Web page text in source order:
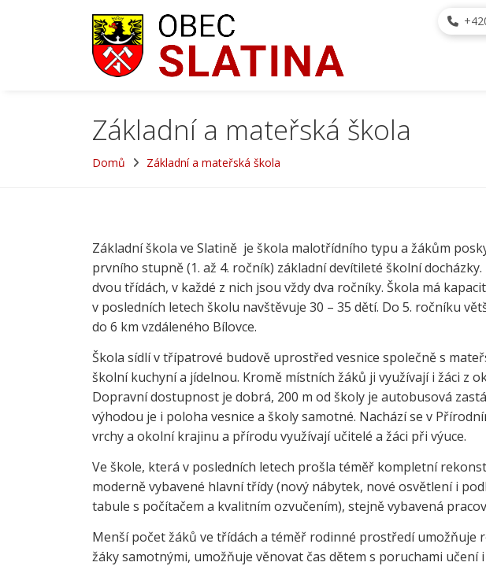
Základní a mateřská škola
Domů Základní a mateřská škola
Základní škola ve Slatině je škola malotřídního typu a žákům
prvního stupně (1. až 4. ročník) základní devítileté školní docházky.
dvou třídách, v každé z nich jsou vždy dva ročníky. Škola má
v posledních letech školu navštěvuje 30 – 35 dětí. Do 5. ročníku
do 6 km vzdáleného Bílovce.
Škola sídlí v třípatrové budově uprostřed vesnice společně s
školní kuchyní a jídelnou. Kromě místních žáků ji využívají i žáci z
Dopravní dostupnost je dobrá, 200 m od školy je autobusová
výhodou je i poloha vesnice a školy samotné. Nachází se v
vrchy a okolní krajinu a přírodu využívají učitelé a žáci při výuce.
Ve škole, která v posledních letech prošla téměř kompletní
moderně vybavené hlavní třídy (nový nábytek, nové osvětlení i
tabule s počítačem a kvalitním ozvučením), stejně vybavená
Menší počet žáků ve třídách a téměř rodinné prostředí
žáky samotnými, umožňuje věnovat čas dětem s poruchami